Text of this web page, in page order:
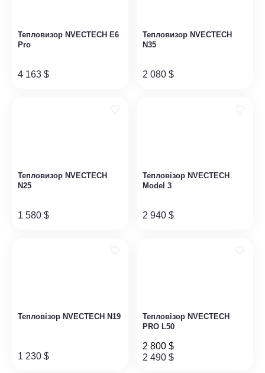
Тепловизор NVECTECH E6
Pro
4 163 $
Тепловизор NVECTECH
N35
2 080 $
Тепловизор NVECTECH
N25
1 580 $
Тепловізор NVECTECH
Model 3
2 940 $
Тепловізор NVECTECH N19
1 230 $
Тепловізор NVECTECH
PRO L50
2 800 $
2 490 $